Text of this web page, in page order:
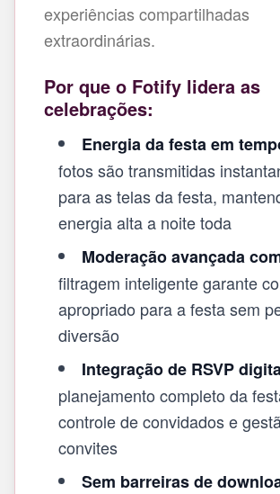
experiências compartilhadas
extraordinárias.
Por que o Fotify lidera as
celebrações:
Energia da festa em
fotos são transmitidas
para as telas da festa,
energia alta a noite toda
Moderação avançada
filtragem inteligente garante
apropriado para a festa sem
diversão
Integração de RSVP
planejamento completo da
controle de convidados e
convites
Sem barreiras de